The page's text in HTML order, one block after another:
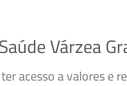
Várzea
acesso a valores e